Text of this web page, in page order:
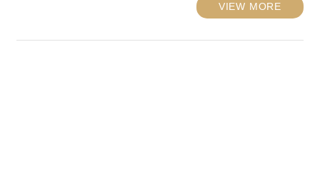
VIEW MORE